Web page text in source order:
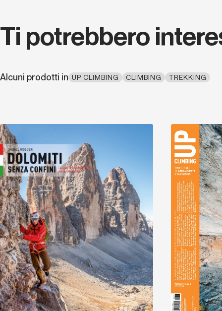
Ti potrebbero
Alcuni prodotti in UP CLIMBING CLIMBING TREKKING